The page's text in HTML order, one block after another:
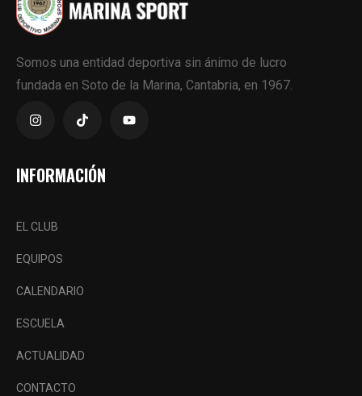
Somos una entidad deportiva sin ánimo de lucro
fundada en Soto de la Marina, Cantabria, en 1967.
INFORMACIÓN
EL CLUB
EQUIPOS
CALENDARIO
ESCUELA
ACTUALIDAD
CONTACTO